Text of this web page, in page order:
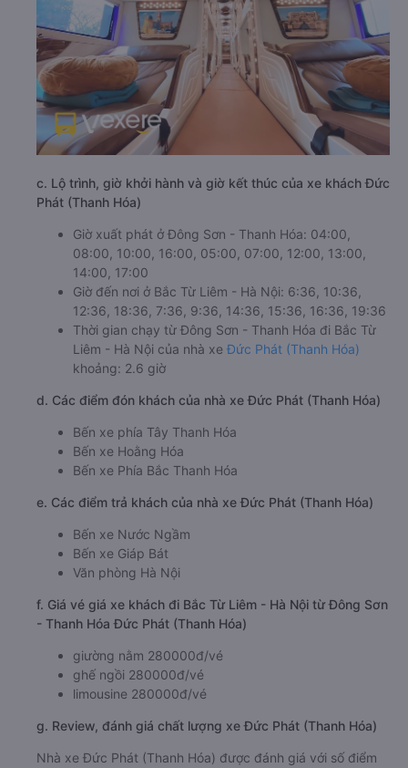
c. Lộ trình, giờ khởi hành và giờ kết thúc của xe khách Đức
Phát (Thanh Hóa)
Giờ xuất phát ở Đông Sơn - Thanh Hóa: 04:00,
08:00, 10:00, 16:00, 05:00, 07:00, 12:00, 13:00,
14:00, 17:00
Giờ đến nơi ở Bắc Từ Liêm - Hà Nội: 6:36, 10:36,
12:36, 18:36, 7:36, 9:36, 14:36, 15:36, 16:36, 19:36
Thời gian chạy từ Đông Sơn - Thanh Hóa đi Bắc Từ
Liêm - Hà Nội của nhà xe Đức Phát (Thanh Hóa)
khoảng: 2.6 giờ
d. Các điểm đón khách của nhà xe Đức Phát (Thanh Hóa)
Bến xe phía Tây Thanh Hóa
Bến xe Hoằng Hóa
Bến xe Phía Bắc Thanh Hóa
e. Các điểm trả khách của nhà xe Đức Phát (Thanh Hóa)
Bến xe Nước Ngầm
Bến xe Giáp Bát
Văn phòng Hà Nội
f. Giá vé giá xe khách đi Bắc Từ Liêm - Hà Nội từ Đông Sơn
- Thanh Hóa Đức Phát (Thanh Hóa)
giường nằm 280000đ/vé
ghế ngồi 280000đ/vé
limousine 280000đ/vé
g. Review, đánh giá chất lượng xe Đức Phát (Thanh Hóa)
Nhà xe Đức Phát (Thanh Hóa) được đánh giá với số điểm